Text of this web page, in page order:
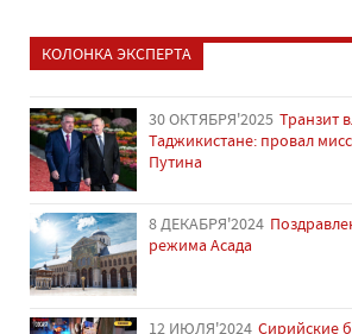
КОЛОНКА ЭКСПЕРТА
30 ОКТЯБРЯ'2025 Транзит
Таджикистане: провал
Путина
8 ДЕКАБРЯ'2024
режима Асада
12 ИЮЛЯ'2024 Сирийские